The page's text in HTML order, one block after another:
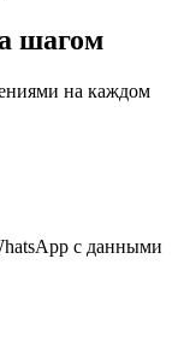
шагом
на каждом
с данными